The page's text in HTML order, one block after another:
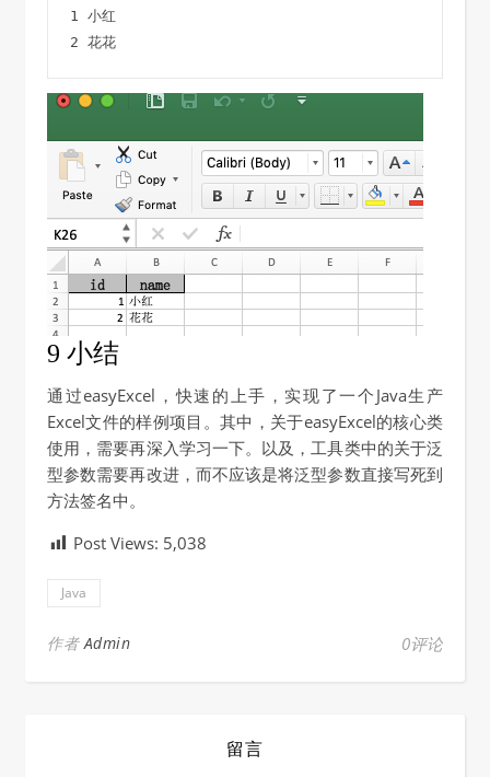
1 小红
2 花花
9 小结
通过easyExcel，快速的上手，实现了一个Java生产
Excel文件的样例项目。其中，关于easyExcel的核心类
使用，需要再深入学习一下。以及，工具类中的关于泛
型参数需要再改进，而不应该是将泛型参数直接写死到
方法签名中。
Post Views: 5,038
Java
作者Admin 0评论
留言